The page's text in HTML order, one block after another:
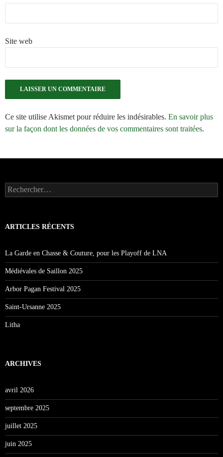
Site web
Ce site utilise Akismet pour réduire les indésirables. En savoir plus
sur la façon dont les données de vos commentaires sont traitées.
Rechercher :
ARTICLES RÉCENTS
La Garde en Chasse & Couture, pour les Playoff de LNA
Médiévales de Saillon 2025
Arbor Pagan Festival 2025
Saint-Ursanne 2025
Litha
ARCHIVES
avril 2026
septembre 2025
juillet 2025
juin 2025